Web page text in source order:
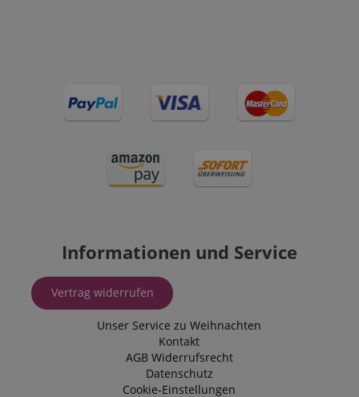
Informationen und Service
Vertrag widerrufen
Unser Service zu Weihnachten
Kontakt
AGB Widerrufsrecht
Datenschutz
Cookie-Einstellungen